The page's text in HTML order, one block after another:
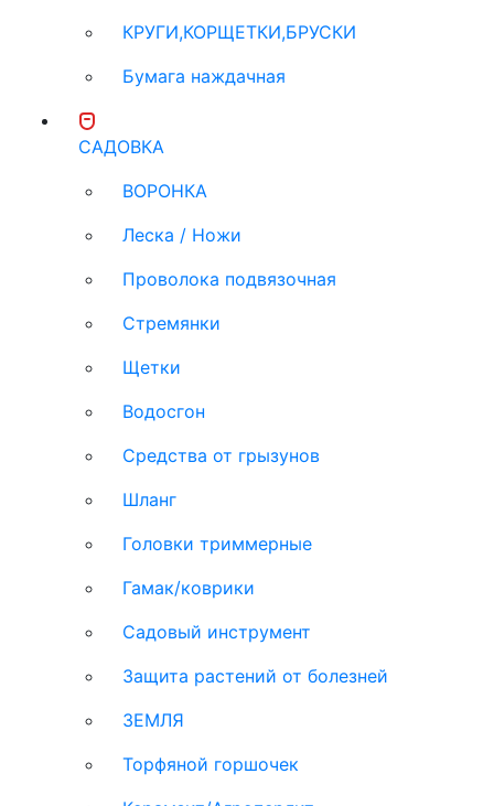
КРУГИ,КОРЩЕТКИ,БРУСКИ
Бумага наждачная
САДОВКА
ВОРОНКА
Леска / Ножи
Проволока подвязочная
Стремянки
Щетки
Водосгон
Средства от грызунов
Шланг
Головки триммерные
Гамак/коврики
Садовый инструмент
Защита растений от болезней
ЗЕМЛЯ
Торфяной горшочек